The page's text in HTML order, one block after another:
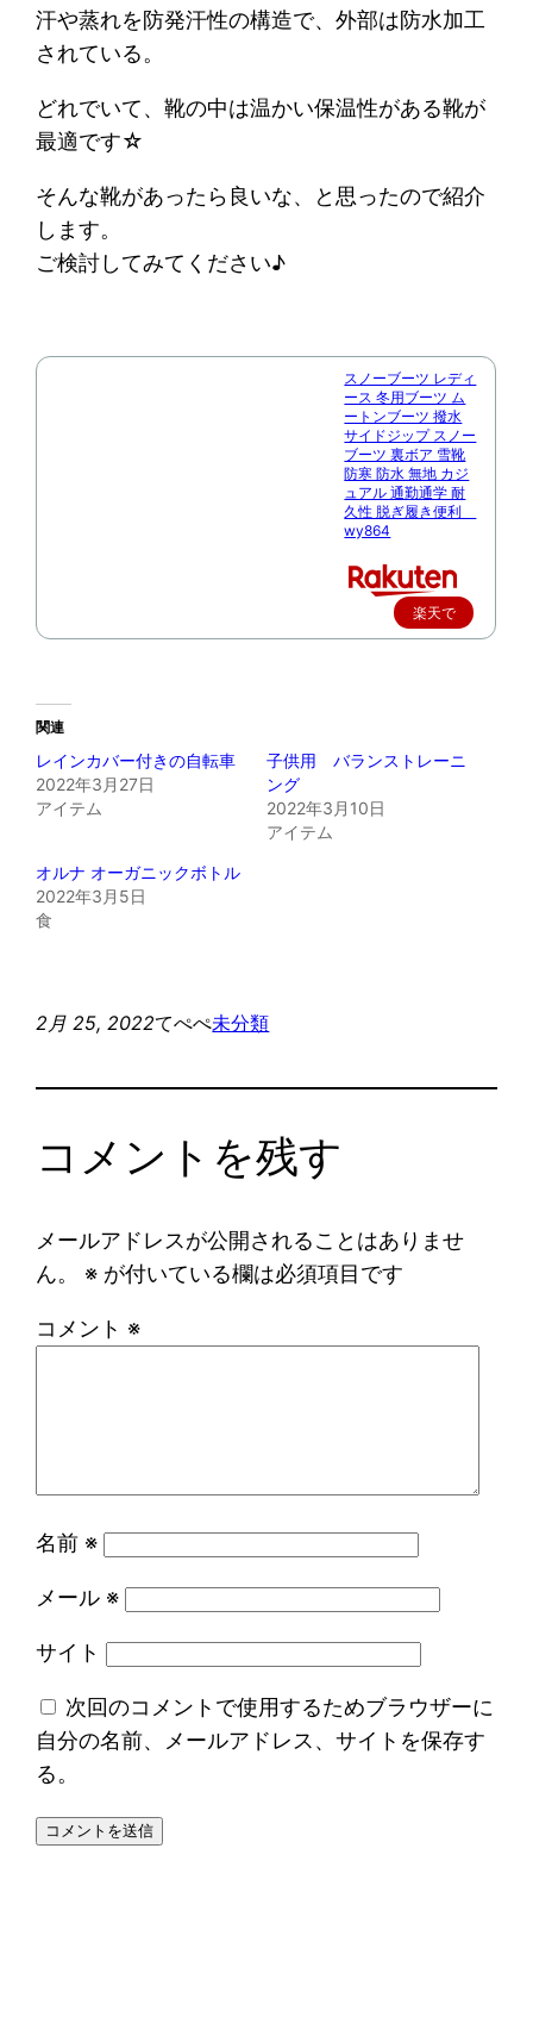
汗や蒸れを防発汗性の構造で、外部は防水加工
されている。
どれでいて、靴の中は温かい保温性がある靴が
最適です☆
そんな靴があったら良いな、と思ったので紹介
します。
ご検討してみてください♪
スノーブーツ レディ
ース 冬用ブーツ ム
ートンブーツ 撥水
サイドジップ スノー
ブーツ 裏ボア 雪靴
防寒 防水 無地 カジ
ュアル 通勤通学 耐
久性 脱ぎ履き便利
wy864
楽天で
購入
関連
レインカバー付きの自転車
2022年3月27日
アイテム
子供用 バランストレーニ
ング
2022年3月10日
アイテム
オルナ オーガニックボトル
2022年3月5日
食
2月 25, 2022てぺぺ未分類
コメントを残す
メールアドレスが公開されることはありませ
ん。
※ が付いている欄は必須項目です
コメント ※
名前 ※
メール ※
サイト
次回のコメントで使用するためブラウザーに
自分の名前、メールアドレス、サイトを保存す
る。